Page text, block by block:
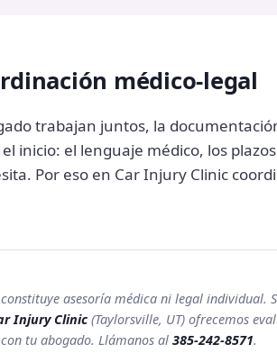
médico-legal
trabajan juntos, la
inicio: el lenguaje médico, los
Por eso en Car Injury Clinic
asesoría médica ni legal individual.
Injury Clinic (Taylorsville, UT) ofrecemos
tu abogado. Llámanos al 385-242-8571.